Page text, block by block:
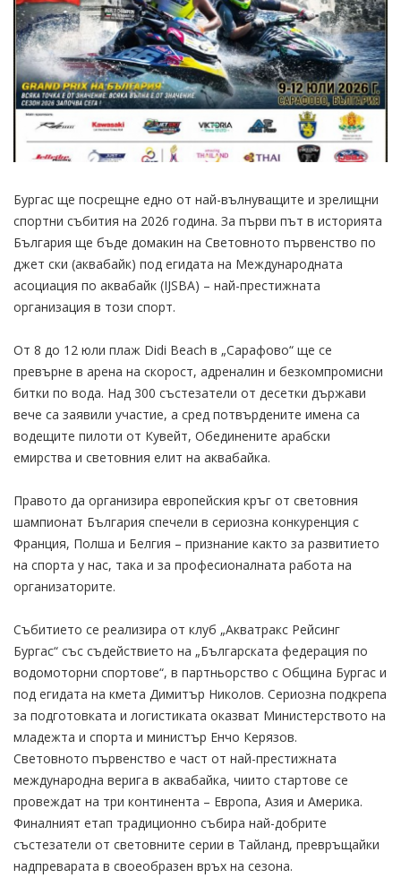
Бургас ще посрещне едно от най-вълнуващите и зрелищни
спортни събития на 2026 година. За първи път в историята
България ще бъде домакин на Световното първенство по
джет ски (аквабайк) под егидата на Международната
асоциация по аквабайк (IJSBA) – най-престижната
организация в този спорт.
От 8 до 12 юли плаж Didi Beach в „Сарафово“ ще се
превърне в арена на скорост, адреналин и безкомпромисни
битки по вода. Над 300 състезатели от десетки държави
вече са заявили участие, а сред потвърдените имена са
водещите пилоти от Кувейт, Обединените арабски
емирства и световния елит на аквабайка.
Правото да организира европейския кръг от световния
шампионат България спечели в сериозна конкуренция с
Франция, Полша и Белгия – признание както за развитието
на спорта у нас, така и за професионалната работа на
организаторите.
Събитието се реализира от клуб „Акватракс Рейсинг
Бургас“ със съдействието на „Българската федерация по
водомоторни спортове“, в партньорство с Община Бургас и
под егидата на кмета Димитър Николов. Сериозна подкрепа
за подготовката и логистиката оказват Министерството на
младежта и спорта и министър Енчо Керязов.
Световното първенство е част от най-престижната
международна верига в аквабайка, чиито стартове се
провеждат на три континента – Европа, Азия и Америка.
Финалният етап традиционно събира най-добрите
състезатели от световните серии в Тайланд, превръщайки
надпреварата в своеобразен връх на сезона.